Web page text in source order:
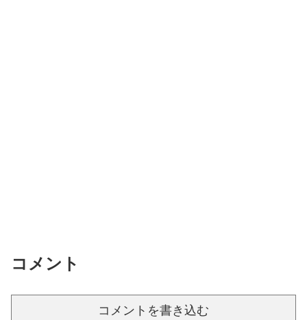
コメント
コメントを書き込む